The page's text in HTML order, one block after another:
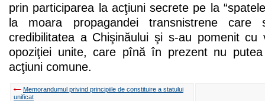
prin participarea la acţiuni secrete pe la
la moara propagandei transnistrene care
credibilitatea a Chişinăului şi s-au pomenit cu
opoziţiei unite, care pînă în prezent nu
acţiuni comune.
Memorandumul privind principiile de constituire a statului
unificat